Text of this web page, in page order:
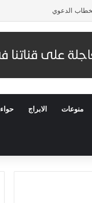
الدعوي
منوعات الابراج حواء